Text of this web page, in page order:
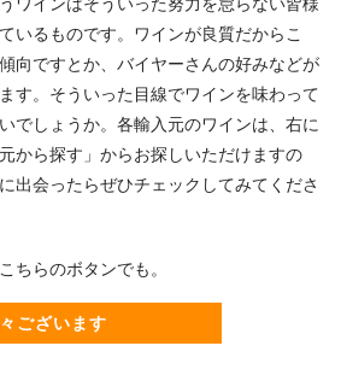
いるものです。ワインが良質だからこ
向ですとか、バイヤーさんの好みなどが
す。そういった目線でワインを味わって
でしょうか。各輸入元のワインは、右に
から探す」からお探しいただけますの
出会ったらぜひチェックしてみてくださ
ちらのボタンでも。
ございます